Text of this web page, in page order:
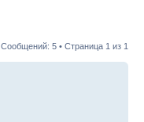
Сообщений: 5 • Страница 1 из 1